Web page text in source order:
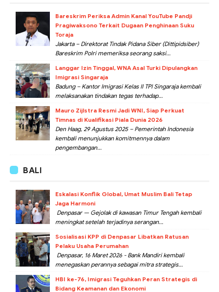
Bareskrim Periksa Admin Kanal YouTube Pandji
Pragiwaksono Terkait Dugaan Penghinaan Suku
Toraja
Jakarta – Direktorat Tindak Pidana Siber (Dittipidsiber)
Bareskrim Polri memeriksa seorang saksi...
Langgar Izin Tinggal, WNA Asal Turki Dipulangkan
Imigrasi Singaraja
Badung – Kantor Imigrasi Kelas II TPI Singaraja kembali
melaksanakan tindakan tegas terhadap...
Mauro Zijlstra Resmi Jadi WNI, Siap Perkuat
Timnas di Kualifikasi Piala Dunia 2026
Den Haag, 29 Agustus 2025 – Pemerintah Indonesia
kembali menunjukkan komitmennya dalam
pengembangan...
BALI
Eskalasi Konflik Global, Umat Muslim Bali Tetap
Jaga Harmoni
Denpasar — Gejolak di kawasan Timur Tengah kembali
meningkat setelah terjadinya serangan...
Sosialisasi KPP di Denpasar Libatkan Ratusan
Pelaku Usaha Perumahan
Denpasar, 16 Maret 2026 - Bank Mandiri kembali
menegaskan perannya sebagai mitra strategis...
HBI ke-76, Imigrasi Teguhkan Peran Strategis di
Bidang Keamanan dan Ekonomi